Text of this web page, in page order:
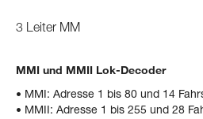
3 Leiter MM
MMI und MMII Lok-Decoder
• MMI: Adresse 1 bis 80 und 14
• MMII: Adresse 1 bis 255 und 28